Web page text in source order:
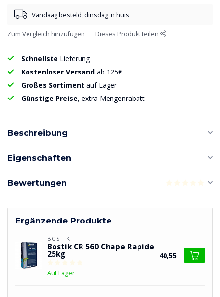
Vandaag besteld, dinsdag in huis
Zum Vergleich hinzufügen Dieses Produkt teilen
Schnellste Lieferung
Kostenloser Versand ab 125€
Großes Sortiment auf Lager
Günstige Preise, extra Mengenrabatt
Beschreibung
Eigenschaften
Bewertungen
Ergänzende Produkte
BOSTIK
Bostik CR 560 Chape Rapide
25kg
Auf Lager
40,55